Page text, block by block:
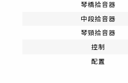
琴橋拾音器
中段拾音器
琴頸拾音器
控制
配置